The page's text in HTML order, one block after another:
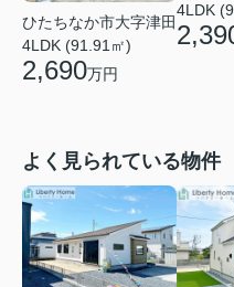
ひたちなか市大字津田
4LDK (91.91㎡)
2,690万円
4LDK
よく見られている物件